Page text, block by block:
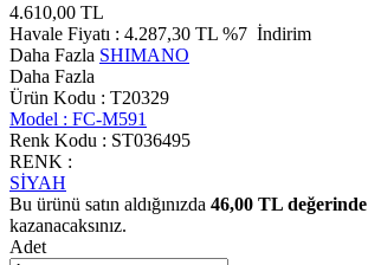
4.610,00 TL
Havale Fiyatı : 4.287,30 TL %7 İndirim
Daha Fazla SHIMANO
Daha Fazla
Ürün Kodu : T20329
Model : FC-M591
Renk Kodu : ST036495
RENK :
SİYAH
Bu ürünü satın aldığınızda 46,00 TL değerinde
kazanacaksınız.
Adet